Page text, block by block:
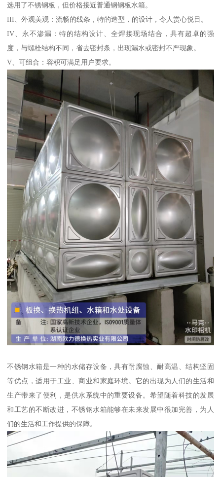
选用了不锈钢板，但价格接近普通钢钢板水箱。
III、外观美观：流畅的线条，特的造型，的设计，令人赏心悦目。
IV、永不渗漏：特的结构设计、全焊接现场结合，具有超卓的强
度，与螺栓结构不同，省去密封条，出现漏水或密封不严现象。
V、可组合：容积可满足用户要求。
不锈钢水箱是一种的水储存设备，具有耐腐蚀、耐高温、结构坚固
等优点，适用于工业、商业和家庭环境。它的出现为人们的生活和
生产带来了便利，是供水系统中的重要设备。希望随着科技的发展
和工艺的不断改进，不锈钢水箱能够在未来发展中很加完善，为人
们的生活和工作提供的保障。